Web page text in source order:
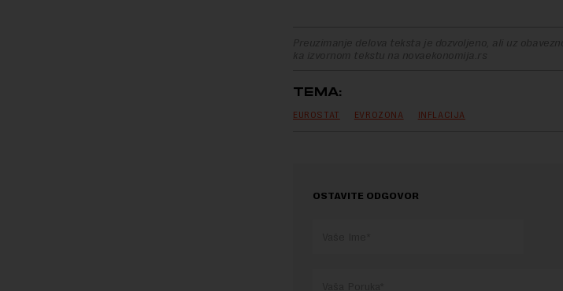
Preuzimanje delova teksta je dozvoljeno, ali uz
ka izvornom tekstu na novaekonomija.rs
TEMA:
EUROSTAT EVROZONA INFLACIJA
OSTAVITE ODGOVOR